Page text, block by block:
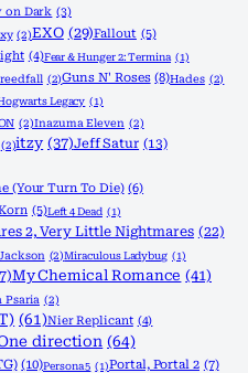
on Dark (3)
(2)EXO (29)Fallout (5)
(4)Fear & Hunger 2: Termina (1)
(2)Guns N' Roses (8)Hades (2)
Legacy (1)
(2)Inazuma Eleven (2)
(2)itzy (37)Jeff Satur (13)
(Your Turn To Die) (6)
(5)Left 4 Dead (1)
2, Very Little Nightmares (22)
(2)Miraculous Ladybug (1)
My Chemical Romance (41)
Psaria (2)
(61)Nier Replicant (4)
direction (64)
(10)Persona 5 (1)Portal, Portal 2 (7)